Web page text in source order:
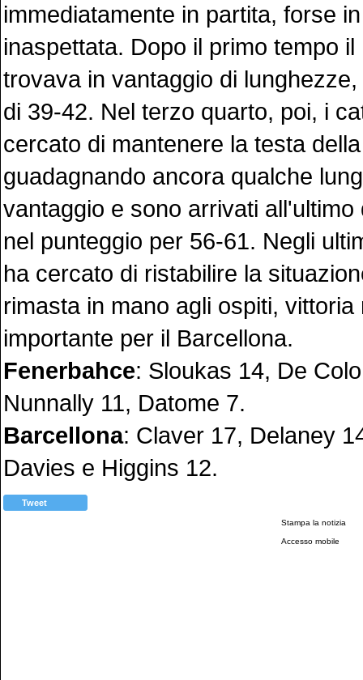
immediatamente in partita, forse
inaspettata. Dopo il primo tempo
trovava in vantaggio di
di 39-42. Nel terzo quarto, poi, i
cercato di mantenere la testa
guadagnando ancora qualche
vantaggio e sono arrivati all'ultimo
nel punteggio per 56-61. Negli
ha cercato di ristabilire la
rimasta in mano agli ospiti, vittoria
importante per il Barcellona.
Fenerbahce: Sloukas 14, De
Nunnally 11, Datome 7.
Barcellona: Claver 17, Delaney
Davies e Higgins 12.
Tweet
Stampa la notizia
Accesso mobile